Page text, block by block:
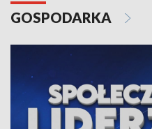
GOSPODARKA